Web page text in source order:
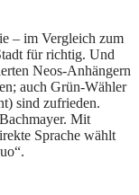
– im Vergleich zum
für richtig. Und
Neos-Anhängern
auch Grün-Wähler
sind zufrieden.
Mit
Sprache wählt